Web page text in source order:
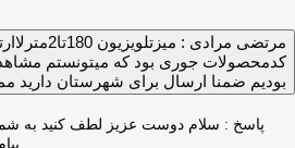
مرتضی مرادی :
کدمحصولات جوری بود که میتونستم
بودیم ضمنا ارسال برای شهرستان دارید
پاسخ :
پیام بدید براتتون مدلها رو بفرستیم .